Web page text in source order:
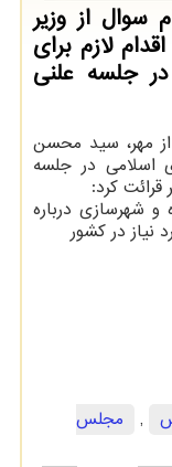
از وزیر
لازم برای
جلسه علنی
از مهر، سید محسن
در جلسه
قرائت کرد:
و شهرسازی درباره
نیاز در کشور
,
مجلس